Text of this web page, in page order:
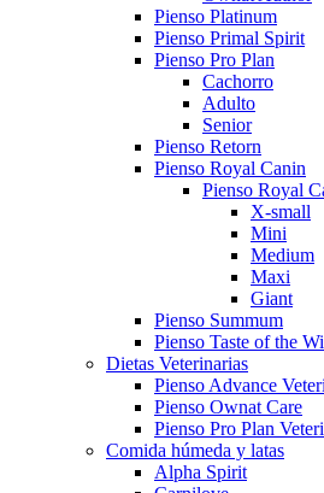
Pienso Platinum
Pienso Primal Spirit
Pienso Pro Plan
Cachorro
Adulto
Senior
Pienso Retorn
Pienso Royal Canin
Pienso Royal
X-small
Mini
Medium
Maxi
Giant
Pienso Summum
Pienso Taste of the
Dietas Veterinarias
Pienso Advance
Pienso Ownat Care
Pienso Pro Plan
Comida húmeda y latas
Alpha Spirit